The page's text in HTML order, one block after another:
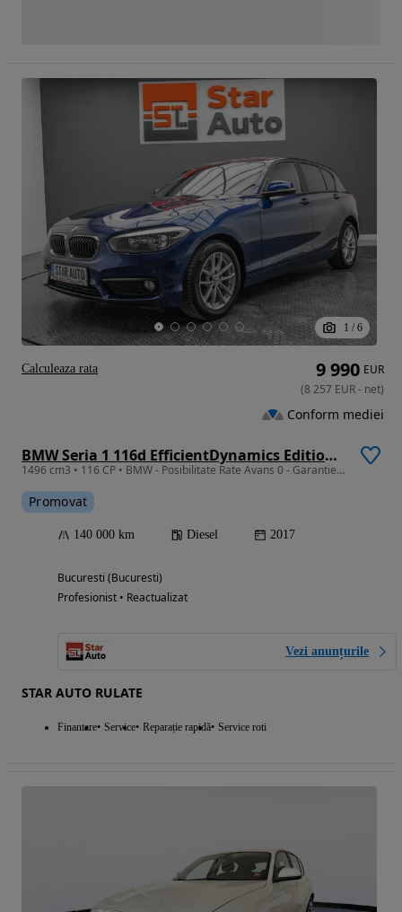
1 / 6
BMW Seria 1 116d EfficientDynamics Edition Advantage
1496 cm3 • 116 CP • BMW - Posibilitate Rate Avans 0 - Garantie 12 Luni - IMPECABILA
Promovat
140 000 km Diesel 2017
Bucuresti (Bucuresti)
Profesionist • Reactualizat
Vezi anunțurile
STAR AUTO RULATE
Finantare Service Reparație rapidă Service roti
9 990 EUR
(8 257 EUR- net)
Conform mediei
Calculeaza rata